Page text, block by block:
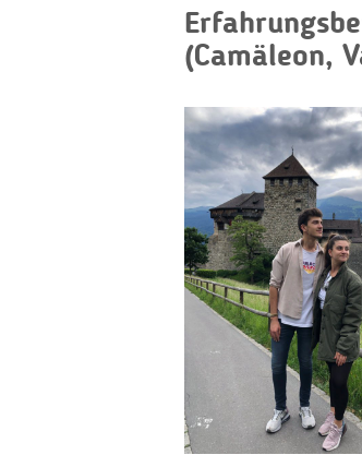
(Camäleon,